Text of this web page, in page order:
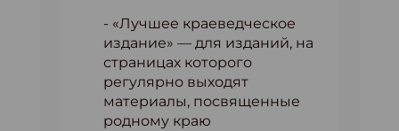
- «Лучшее краеведческое
издание» — для изданий, на
страницах которого
регулярно выходят
материалы, посвященные
родному краю